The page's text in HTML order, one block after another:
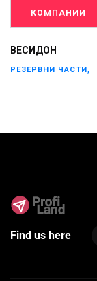
КОМПАНИИ
ВЕСИДОН
РЕЗЕРВНИ ЧАСТИ,
Find us here